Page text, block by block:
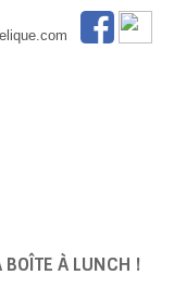
BOÎTE À LUNCH !